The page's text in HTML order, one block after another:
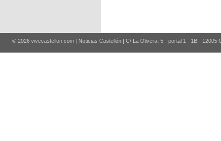
© 2026 vivecastellon.com | Noticias Castellón | C/ La Olivera, 5 - portal 1 - 1B - 12005